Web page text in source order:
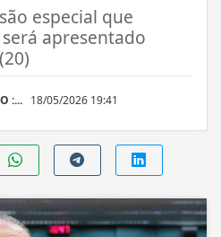
especial que
apresentado
:... 18/05/2026 19:41